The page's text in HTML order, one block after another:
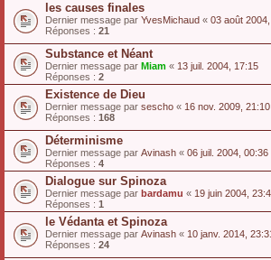
les causes finales
Dernier message par YvesMichaud « 03 août
Réponses : 21
Substance et Néant
Dernier message par Miam « 13 juil. 2004, 17:15
Réponses : 2
Existence de Dieu
Dernier message par sescho « 16 nov. 2009, 21:10
Réponses : 168
Déterminisme
Dernier message par Avinash « 06 juil. 2004, 00:36
Réponses : 4
Dialogue sur Spinoza
Dernier message par bardamu « 19 juin 2004,
Réponses : 1
le Védanta et Spinoza
Dernier message par Avinash « 10 janv. 2014,
Réponses : 24